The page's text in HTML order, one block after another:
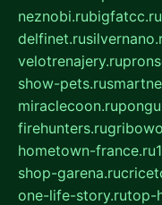
neznobi.rubigfatcc.ru
delfinet.ru
velotrenajery.ru
show-pets.ru
miraclecoon.ru
firehunters.ru
hometown-france.ru
shop-garena.ru
one-life-story.rutop-